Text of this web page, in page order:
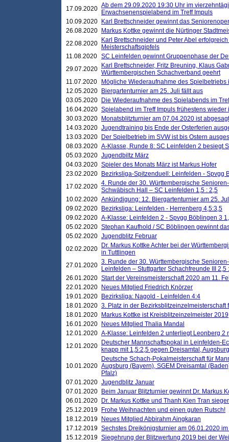
17.09.2020 Ab dem 29.09.2020 19:30 Uhr im
Erwachsenenspielabend im Treff Impuls
10.09.2020
Karl Brettschneider gewinnt das
26.08.2020
Markus Kottke gewinnt die Nürtinger
22.08.2020
Karl Brettschneider und Peter Abel
Meisterschaftsgipfels
11.08.2020 SC Leinfelden gewinnt Gruppenphase der
29.07.2020
Karl Brettschneider, Fritz Breuning, Klaus
Württembergischen Schachverband geehrt
11.07.2020
Mögliche Wiederaufnahme des Spielbetriebs
12.05.2020
Biergartenturnier am 25. Juli fällt aus
03.05.2020
Die Wiederaufnahme des Spielabends im
16.04.2020 Spielabend im Treff Impuls frühestens wieder
30.03.2020
Monatsblitzturnier am 07.04.2020 ist abgesagt
14.03.2020 Jugendtraining bis Ende der Osterferien
13.03.2020
Der Spielbetrieb im SVW ist bis Ostern
08.03.2020 A-Klasse, Runde 8: SC Leinfelden 2 besiegt
05.03.2020 Jugendbiltz März
04.03.2020 Spieler des Monats März ist Markus Hofer
23.02.2020
Bezirksliga-Spitzenduell: Leinfelden - Spvgg
17.02.2020 4. Runde der 30. Württembergische
Schwäbisch Hall – SC Leinfelden 1,5 : 2,5
10.02.2020 Ankündigung: 12. Biergartenturnier am 25.
09.02.2020
Bezirksliga: Leinfelden - Herrenberg 4,5:3,5
09.02.2020 A-Klasse: Leinfelden 2 - Spvgg Böblingen 3
05.02.2020 Stephan Kaufhold / SC Böblingen gewinnt
05.02.2020 Jugendblitz Februar
02.02.2020
Dr. Markus Kottke Achter bei der
in Tuttlingen
27.01.2020 3. Runde der 30. Württembergische
Leinfelden – Stuttgarter Schachfreunde III 2,5
26.01.2020 Start der Vereinsmeisterschaft 2020 am 11.
22.01.2020
Neues Mitglied Friedrich Knörzer
19.01.2020
Bezirksliga: Nagold - Leinfelden 4:4
18.01.2020 3. Platz in der Bezirksblitzeinzelmeisterschaft
18.01.2020
Markus Kottke ist Kreisblitzeinzelmeister 2019
16.01.2020
Neues Mitglied Thalia Mandal
12.01.2020 A-Klasse: Leinfelden 2 unterliegt Leonberg 2
12.01.2020
Deutscher Mannschaftspokal in Leinfelden-
knapp mit 1,5:2,5 gegen Dreisamtal,
10.01.2020
Deutsche Schach-Pokalmeisterschaft für
Augsburg (Bayern), SGEM Dreisamtal
Pfalz)
07.01.2020 Jugendblitz Januar
07.01.2020
Beim Januar Blitzturnier gewinnt Dr. Markus
06.01.2020
Dr. Markus Kottke und Thanh Kien Tran
25.12.2019
Frohe Weihnachten und einen guten Rutsch!
18.12.2019
Neues Mitglied Abbirahm Aingkaran
17.12.2019 Sechstes Dreikönigsturnier am 06.01.2020
15.12.2019 Siegehrung der Blitzwertung 2019 bei der